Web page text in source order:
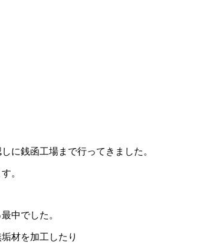
に銭函工場まで行ってきました。
。
中でした。
材を加工したり